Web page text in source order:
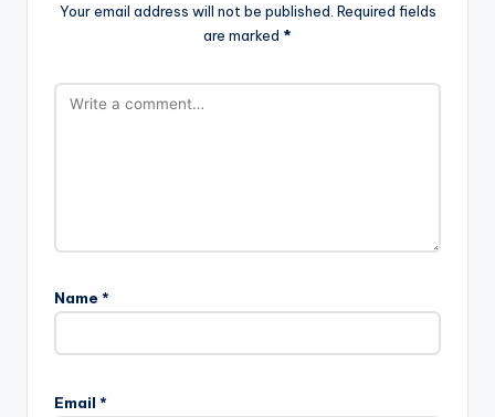
Your email address will not be published. Required fields
are marked *
Name *
Email *